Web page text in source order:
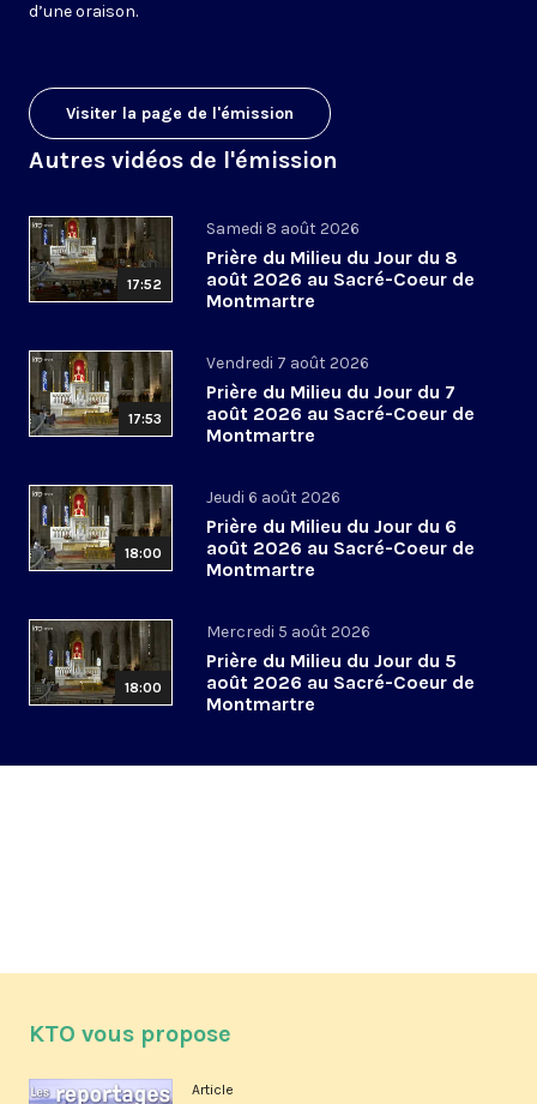
d’une oraison.
Visiter la page de l'émission
Autres vidéos de l'émission
17:52
Samedi 8 août 2026
Prière du Milieu du Jour du 8
août 2026 au Sacré-Coeur de
Montmartre
17:53
Vendredi 7 août 2026
Prière du Milieu du Jour du 7
août 2026 au Sacré-Coeur de
Montmartre
18:00
Jeudi 6 août 2026
Prière du Milieu du Jour du 6
août 2026 au Sacré-Coeur de
Montmartre
18:00
Mercredi 5 août 2026
Prière du Milieu du Jour du 5
août 2026 au Sacré-Coeur de
Montmartre
KTO vous propose
Article